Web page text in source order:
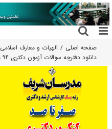
رفتن
به
محتوا
صفحه اصلی الهیات و معارف اسلامی
دانلود دفترچه سوالات آزمون دکتری ۹۴ مجموعه الهیات (۲) کد ۲۱۳۹